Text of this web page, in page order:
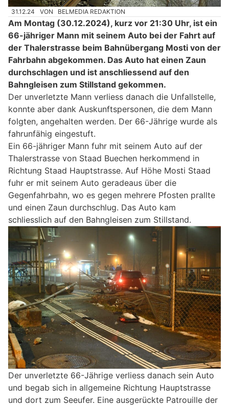
31.12.24 VON BELMEDIA REDAKTION
Am Montag (30.12.2024), kurz vor 21:30 Uhr, ist ein
66-jähriger Mann mit seinem Auto bei der Fahrt auf
der Thalerstrasse beim Bahnübergang Mosti von der
Fahrbahn abgekommen. Das Auto hat einen Zaun
durchschlagen und ist anschliessend auf den
Bahngleisen zum Stillstand gekommen.
Der unverletzte Mann verliess danach die Unfallstelle,
konnte aber dank Auskunftspersonen, die dem Mann
folgten, angehalten werden. Der 66-Jährige wurde als
fahrunfähig eingestuft.
Ein 66-jähriger Mann fuhr mit seinem Auto auf der
Thalerstrasse von Staad Buechen herkommend in
Richtung Staad Hauptstrasse. Auf Höhe Mosti Staad
fuhr er mit seinem Auto geradeaus über die
Gegenfahrbahn, wo es gegen mehrere Pfosten prallte
und einen Zaun durchschlug. Das Auto kam
schliesslich auf den Bahngleisen zum Stillstand.
Der unverletzte 66-Jährige verliess danach sein Auto
und begab sich in allgemeine Richtung Hauptstrasse
und dort zum Seeufer. Eine ausgerückte Patrouille der